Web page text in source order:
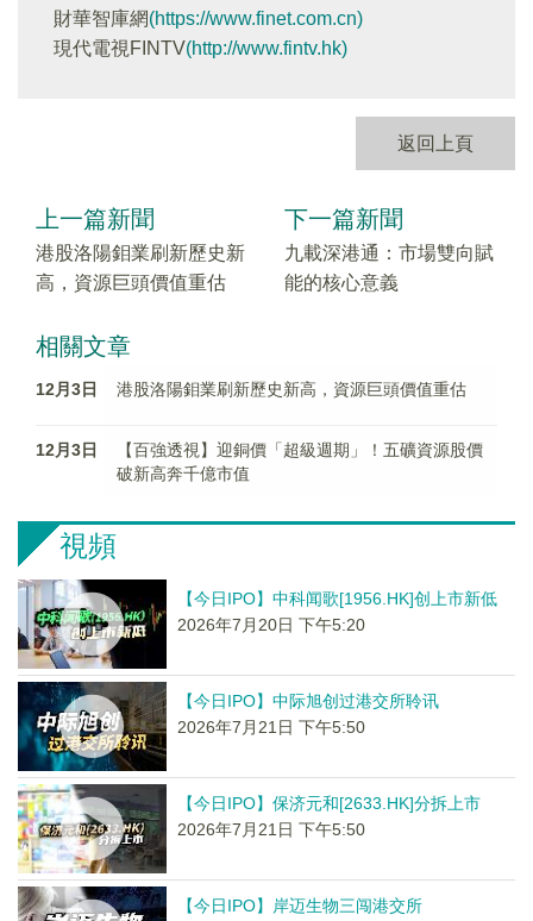
財華智庫網(https://www.finet.com.cn)
現代電視FINTV(http://www.fintv.hk)
返回上頁
上一篇新聞
港股洛陽鉬業刷新歷史新
高，資源巨頭價值重估
下一篇新聞
九載深港通：市場雙向賦
能的核心意義
相關文章
12月3日 港股洛陽鉬業刷新歷史新高，資源巨頭價值重估
12月3日
【百強透視】迎銅價「超級週期」！五礦資源股價
破新高奔千億市值
視頻
【今日IPO】中科闻歌[1956.HK]创上市新低
2026年7月20日 下午5:20
【今日IPO】中际旭创过港交所聆讯
2026年7月21日 下午5:50
【今日IPO】保济元和[2633.HK]分拆上市
2026年7月21日 下午5:50
【今日IPO】岸迈生物三闯港交所